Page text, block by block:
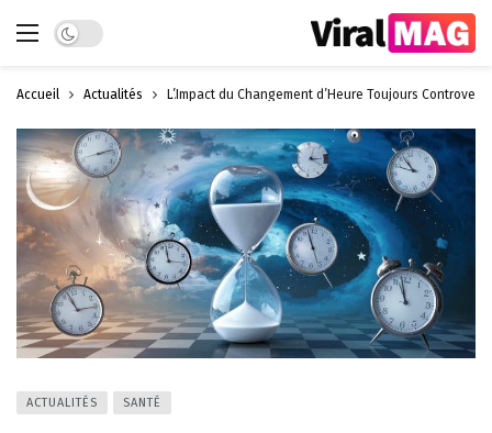
Dark mode
Accueil Actualités L’Impact du Changement d’Heure Toujours
ACTUALITÉS SANTÉ